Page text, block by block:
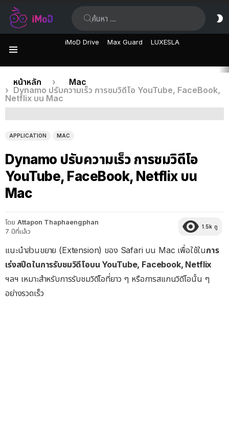
iMoD Drive Max Guard LUXESLA
เรื่อง
ล่าสุด
คุณอยู่ที่นี่:
หน้าหลัก
Mac
Dynamo ปรับความเร็ว การชมวิดีโอ YouTube, FaceBook,
Netflix บน Mac
APPLICATION MAC
Dynamo ปรับความเร็ว การชมวิดีโอ
YouTube, FaceBook, Netflix บน
Mac
โดย Attapon Thaphaengphan
7 ปีที่แล้ว
1.5k ดู
แนะนำส่วนขยาย (Extension) ของ Safari บน Mac เพื่อใช้ในการ
เร่งสปีดในการรับชมวิดีโอบน YouTube, Facebook, Netflix
ฯลฯ เหมาะสำหรับการรับชมวิดีโอที่ยาว ๆ หรือการสแกนวิดีโอนั้น ๆ
อย่างรวดเร็ว